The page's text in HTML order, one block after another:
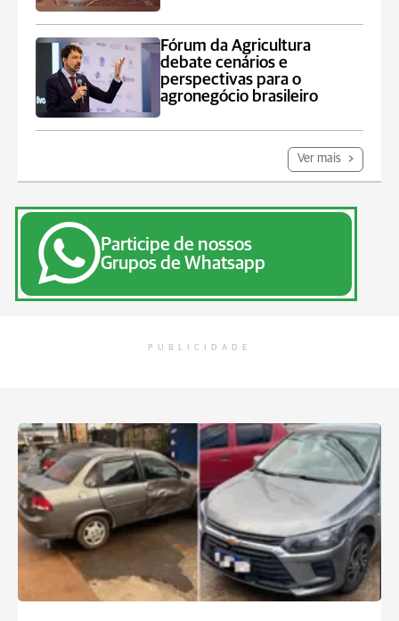
Fórum da Agricultura
debate cenários e
perspectivas para o
agronegócio brasileiro
Ver mais
Participe de nossos
Grupos de Whatsapp
PUBLICIDADE